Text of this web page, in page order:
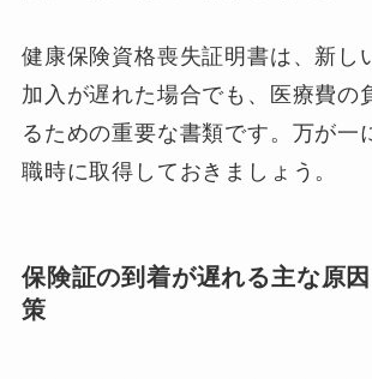
健康保険資格喪失証明書は、新し
加入が遅れた場合でも、医療費の
るための重要な書類です。万が一
職時に取得しておきましょう。
保険証の到着が遅れる主な原
策